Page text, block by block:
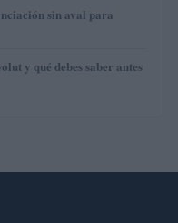
sin aval para
y qué debes saber antes